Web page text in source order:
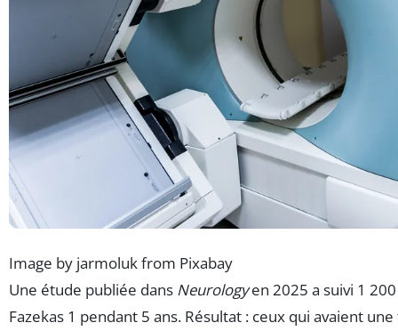
Image by jarmoluk from Pixabay
Une étude publiée dans Neurologyen 2025 a suivi 1
Fazekas 1 pendant 5 ans. Résultat : ceux qui avaient